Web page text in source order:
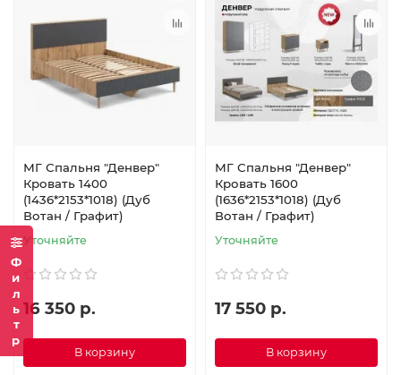
Фильтр
МГ Спальня "Денвер"
Кровать 1400
(1436*2153*1018) (Дуб
Вотан / Графит)
Уточняйте
16 350 р.
В корзину
МГ Спальня "Денвер"
Кровать 1600
(1636*2153*1018) (Дуб
Вотан / Графит)
Уточняйте
17 550 р.
В корзину